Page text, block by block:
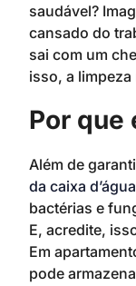
saudável?
cansado do
sai com um
isso, a
Por que
Além de
da caixa d’água
bactérias e
E, acredite,
Em
pode